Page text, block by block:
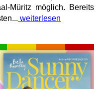
Müritz möglich. Bereits
weiterlesen